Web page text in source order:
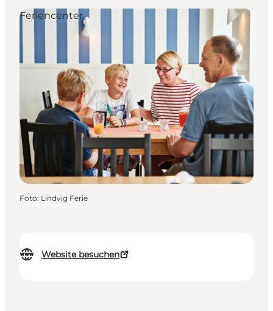
Website besuchen
Feriencenter
Foto: Lindvig Ferie